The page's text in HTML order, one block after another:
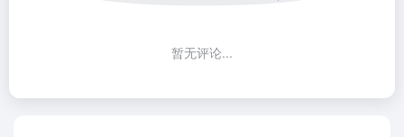
暂无评论...